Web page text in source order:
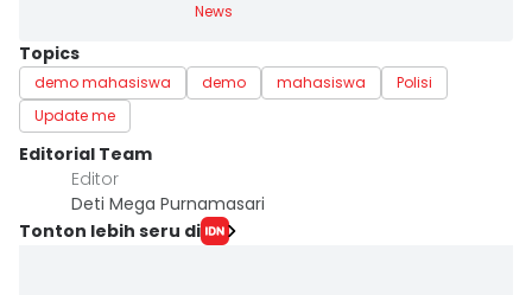
News
Topics
demo mahasiswa demo mahasiswa
Polisi
Update me
Editorial Team
Editor
Deti Mega Purnamasari
Tonton lebih seru di